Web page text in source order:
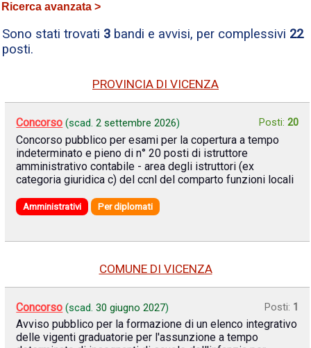
Ricerca avanzata >
Sono stati trovati 3 bandi e avvisi, per complessivi 22
posti.
PROVINCIA DI VICENZA
Concorso (scad.2 settembre 2026) Posti: 20
Concorso pubblico per esami per la copertura a tempo
indeterminato e pieno di n° 20 posti di istruttore
amministrativo contabile - area degli istruttori (ex
categoria giuridica c) del ccnl del comparto funzioni locali
Amministrativi Per diplomati
COMUNE DI VICENZA
Concorso (scad.30 giugno 2027) Posti: 1
Avviso pubblico per la formazione di un elenco integrativo
delle vigenti graduatorie per l'assunzione a tempo